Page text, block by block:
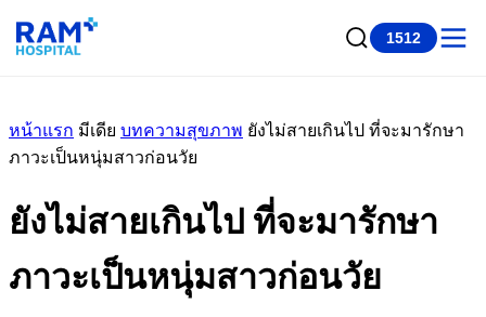
1512
หน้าแรก มีเดีย บทความสุขภาพ ยังไม่สายเกินไป ที่จะมารักษา
ภาวะเป็นหนุ่มสาวก่อนวัย
ยังไม่สายเกินไป ที่จะมารักษา
ภาวะเป็นหนุ่มสาวก่อนวัย